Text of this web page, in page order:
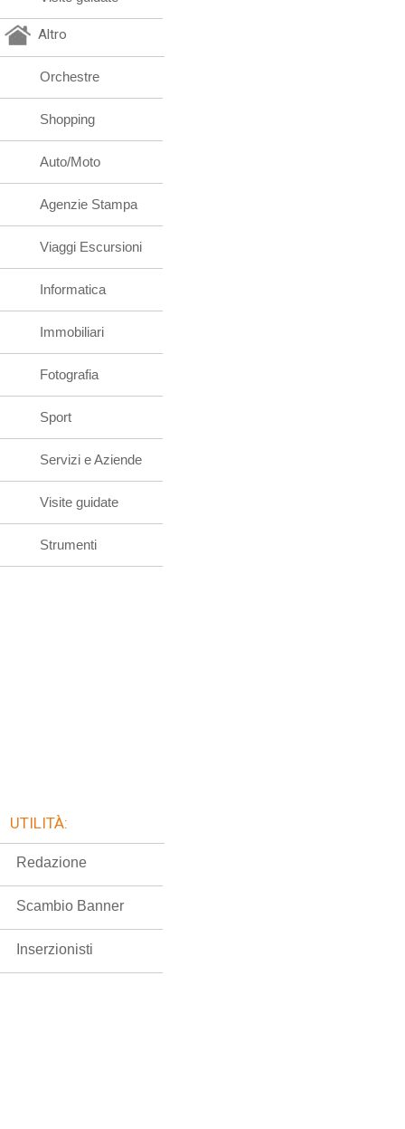
Altro
Orchestre
Shopping
Auto/Moto
Agenzie Stampa
Viaggi Escursioni
Informatica
Immobiliari
Fotografia
Sport
Servizi e Aziende
Visite guidate
Strumenti
UTILITÀ:
Redazione
Scambio Banner
Inserzionisti